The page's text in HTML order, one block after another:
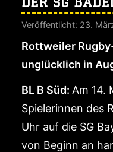
Veröffentlicht: 23.
Rottweiler
unglücklich in
BL B Süd: Am 14.
Spielerinnen des
Uhr auf die SG
von Beginn an